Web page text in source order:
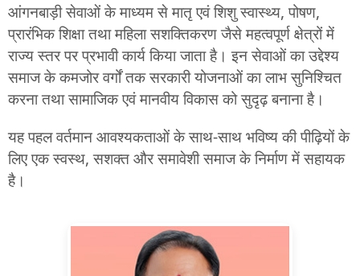
आंगनबाड़ी सेवाओं के माध्यम से मातृ एवं शिशु स्वास्थ्य, पोषण,
प्रारंभिक शिक्षा तथा महिला सशक्तिकरण जैसे महत्वपूर्ण क्षेत्रों में
राज्य स्तर पर प्रभावी कार्य किया जाता है। इन सेवाओं का उद्देश्य
समाज के कमजोर वर्गों तक सरकारी योजनाओं का लाभ सुनिश्चित
करना तथा सामाजिक एवं मानवीय विकास को सुदृढ़ बनाना है।
यह पहल वर्तमान आवश्यकताओं के साथ-साथ भविष्य की पीढ़ियों के
लिए एक स्वस्थ, सशक्त और समावेशी समाज के निर्माण में सहायक
है।